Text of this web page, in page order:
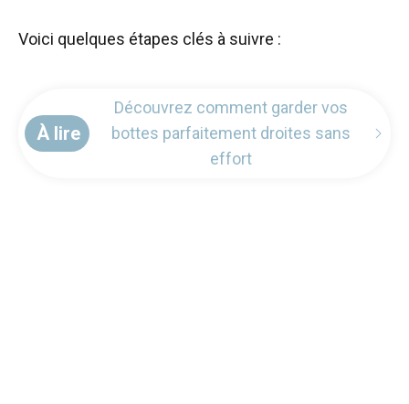
Voici quelques étapes clés à suivre :
À lire
Découvrez comment garder vos
bottes parfaitement droites sans
effort